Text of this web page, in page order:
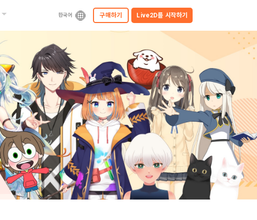
한국어 구매하기 Live2D를 시작하기